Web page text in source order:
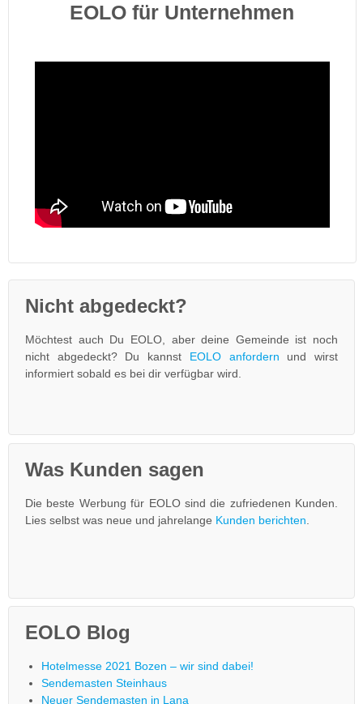
EOLO für Unternehmen
Nicht abgedeckt?
Möchtest auch Du EOLO, aber deine Gemeinde ist noch
nicht abgedeckt? Du kannst EOLO anfordern und wirst
informiert sobald es bei dir verfügbar wird.
Was Kunden sagen
Die beste Werbung für EOLO sind die zufriedenen Kunden.
Lies selbst was neue und jahrelange Kunden berichten
EOLO Blog
Hotelmesse 2021 Bozen – wir sind dabei!
Sendemasten Steinhaus
Neuer Sendemasten in Lana